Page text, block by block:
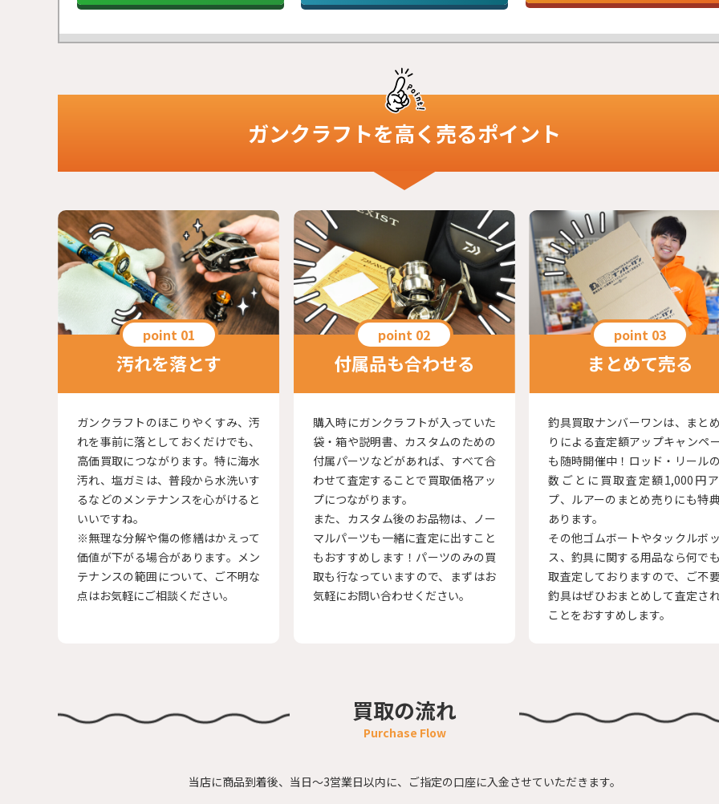
ガンクラフトを高く売るポイント
汚れを落とす
ガンクラフトのほこりやくすみ、汚
れを事前に落としておくだけでも、
高価買取につながります。特に海水
汚れ、塩ガミは、普段から水洗いす
るなどのメンテナンスを心がけると
いいですね。
※無理な分解や傷の修繕はかえって
価値が下がる場合があります。メン
テナンスの範囲について、ご不明な
点はお気軽にご相談ください。
付属品も合わせる
購入時にガンクラフトが入っていた
袋・箱や説明書、カスタムのための
付属パーツなどがあれば、すべて合
わせて査定することで買取価格アッ
プにつながります。
また、カスタム後のお品物は、ノー
マルパーツも一緒に査定に出すこと
もおすすめします！パーツのみの買
取も行なっていますので、まずはお
気軽にお問い合わせください。
まとめて売る
釣具買取ナンバーワンは、まと
りによる査定額アップキャンペ
も随時開催中！ロッド・リール
数ごとに買取査定額1,000円
プ、ルアーのまとめ売りにも特
あります。
その他ゴムボートやタックルボ
ス、釣具に関する用品なら何で
取査定しておりますので、ご不
釣具はぜひおまとめして査定さ
ことをおすすめします。
買取の流れ
当店に商品到着後、当日～3営業日以内に、 ご指定の口座に入金させていただきます。